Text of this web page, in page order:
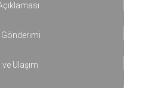
Ulaşım